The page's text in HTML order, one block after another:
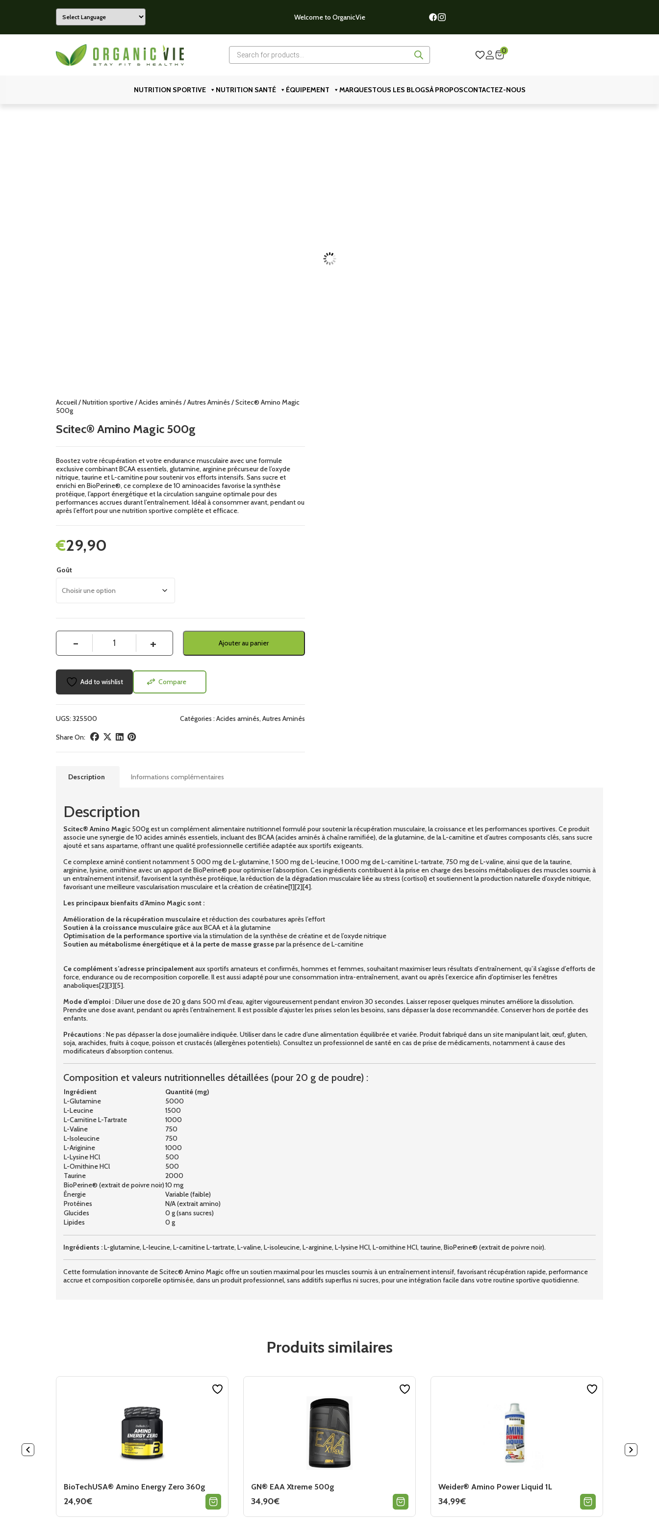
Powered by
Welcome to OrganicVie
Recherche
produits
0
NUTRITION SPORTIVE NUTRITION SANTÉ ÉQUIPEMENT MARQUESTOUS LES BLOGSÀ PROPOSCONTACTEZ-NOUS
Accueil/Nutrition sportive/Acides aminés /Autres Aminés / Scitec® Amino Magic
500g
Scitec® Amino Magic 500g
Boostez votre récupération et votre endurance musculaire avec une formule
exclusive combinant BCAA essentiels, glutamine, arginine précurseur de l’oxyde
nitrique, taurine et L-carnitine pour soutenir vos efforts intensifs. Sans sucre et
enrichi en BioPerine®, ce complexe de 10 aminoacides favorise la synthèse
protéique, l’apport énergétique et la circulation sanguine optimale pour des
performances accrues durant l’entraînement. Idéal à consommer avant, pendant ou
après l’effort pour une nutrition sportive complète et efficace.
29,90
€
Goût
Ajouter au panier
Add to wishlist Compare
UGS:325500 Catégories :Acides aminés,Autres Aminés
Share On:
Description Informations complémentaires
Description
Scitec® Amino Magic 500g est un complément alimentaire nutritionnel formulé pour soutenir la récupération musculaire, la croissance et les performances sportives. Ce produit
associe une synergie de 10 acides aminés essentiels, incluant des BCAA (acides aminés à chaîne ramifiée), de la glutamine, de la L-carnitine et d’autres composants clés, sans sucre
ajouté et sans aspartame, offrant une qualité professionnelle certifiée adaptée aux sportifs exigeants.
Ce complexe aminé contient notamment 5 000 mg de L-glutamine, 1 500 mg de L-leucine, 1 000 mg de L-carnitine L-tartrate, 750 mg de L-valine, ainsi que de la taurine,
arginine, lysine, ornithine avec un apport de BioPerine® pour optimiser l’absorption. Ces ingrédients contribuent à la prise en charge des besoins métaboliques des muscles soumis à
un entraînement intensif, favorisent la synthèse protéique, la réduction de la dégradation musculaire liée au stress (cortisol) et soutiennent la production naturelle d’oxyde nitrique,
favorisant une meilleure vascularisation musculaire et la création de créatine[1][2][4].
Les principaux bienfaits d’Amino Magic sont :
Amélioration de la récupération musculaire et réduction des courbatures après l’effort
Soutien à la croissance musculairegrâce aux BCAA et à la glutamine
Optimisation de la performance sportivevia la stimulation de la synthèse de créatine et de l’oxyde nitrique
Soutien au métabolisme énergétique et à la perte de masse grassepar la présence de L-carnitine
Ce complément s’adresse principalementaux sportifs amateurs et confirmés, hommes et femmes, souhaitant maximiser leurs résultats d’entraînement, qu’il s’agisse d’efforts de
force, endurance ou de recomposition corporelle. Il est aussi adapté pour une consommation intra-entraînement, avant ou après l’exercice afin d’optimiser les fenêtres
anaboliques[2][3][5].
Mode d’emploi : Diluer une dose de 20 g dans 500 ml d’eau, agiter vigoureusement pendant environ 30 secondes. Laisser reposer quelques minutes améliore la dissolution.
Prendre une dose avant, pendant ou après l’entraînement. Il est possible d’ajuster les prises selon les besoins, sans dépasser la dose recommandée. Conserver hors de portée des
enfants.
Précautions : Ne pas dépasser la dose journalière indiquée. Utiliser dans le cadre d’une alimentation équilibrée et variée. Produit fabriqué dans un site manipulant lait, œuf, gluten,
soja, arachides, fruits à coque, poisson et crustacés (allergènes potentiels). Consultez un professionnel de santé en cas de prise de médicaments, notamment à cause des
modificateurs d’absorption contenus.
Composition et valeurs nutritionnelles détaillées (pour 20 g de poudre) :
Ingrédient
Quantité (mg)
L-Glutamine
5000
L-Leucine
1500
L-Carnitine L-Tartrate
1000
L-Valine
750
L-Isoleucine
750
L-Ariginine
1000
L-Lysine HCl
500
L-Ornithine HCl
500
Taurine
2000
BioPerine® (extrait de poivre noir)10 mg
Énergie
Variable (faible)
Protéines
N/A (extrait amino)
Glucides
0 g (sans sucres)
Lipides
0 g
Ingrédients :L-glutamine, L-leucine, L-carnitine L-tartrate, L-valine, L-isoleucine, L-arginine, L-lysine HCl, L-ornithine HCl, taurine, BioPerine® (extrait de poivre noir).
Cette formulation innovante de Scitec® Amino Magic offre un soutien maximal pour les muscles soumis à un entraînement intensif, favorisant récupération rapide, performance
accrue et composition corporelle optimisée, dans un produit professionnel, sans additifs superflus ni sucres, pour une intégration facile dans votre routine sportive quotidienne.
Produits similaires
BioTechUSA® Amino Energy Zero 360g
24,90€
produit
GN® EAA Xtreme 500g
34,90€
produit
Weider® Amino Power Liquid 1L
34,99€
produit